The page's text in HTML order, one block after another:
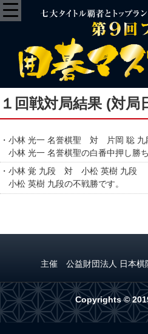
１回戦対局結果 (対局
・小林 光一 名誉棋聖 対 片岡 聡 九
小林 光一 名誉棋聖の白番中押し勝ち
・小林 覚 九段 対 小松 英樹 九段
小松 英樹 九段の不戦勝です。
主催 公益財団法人 日本棋
Copyrights ©